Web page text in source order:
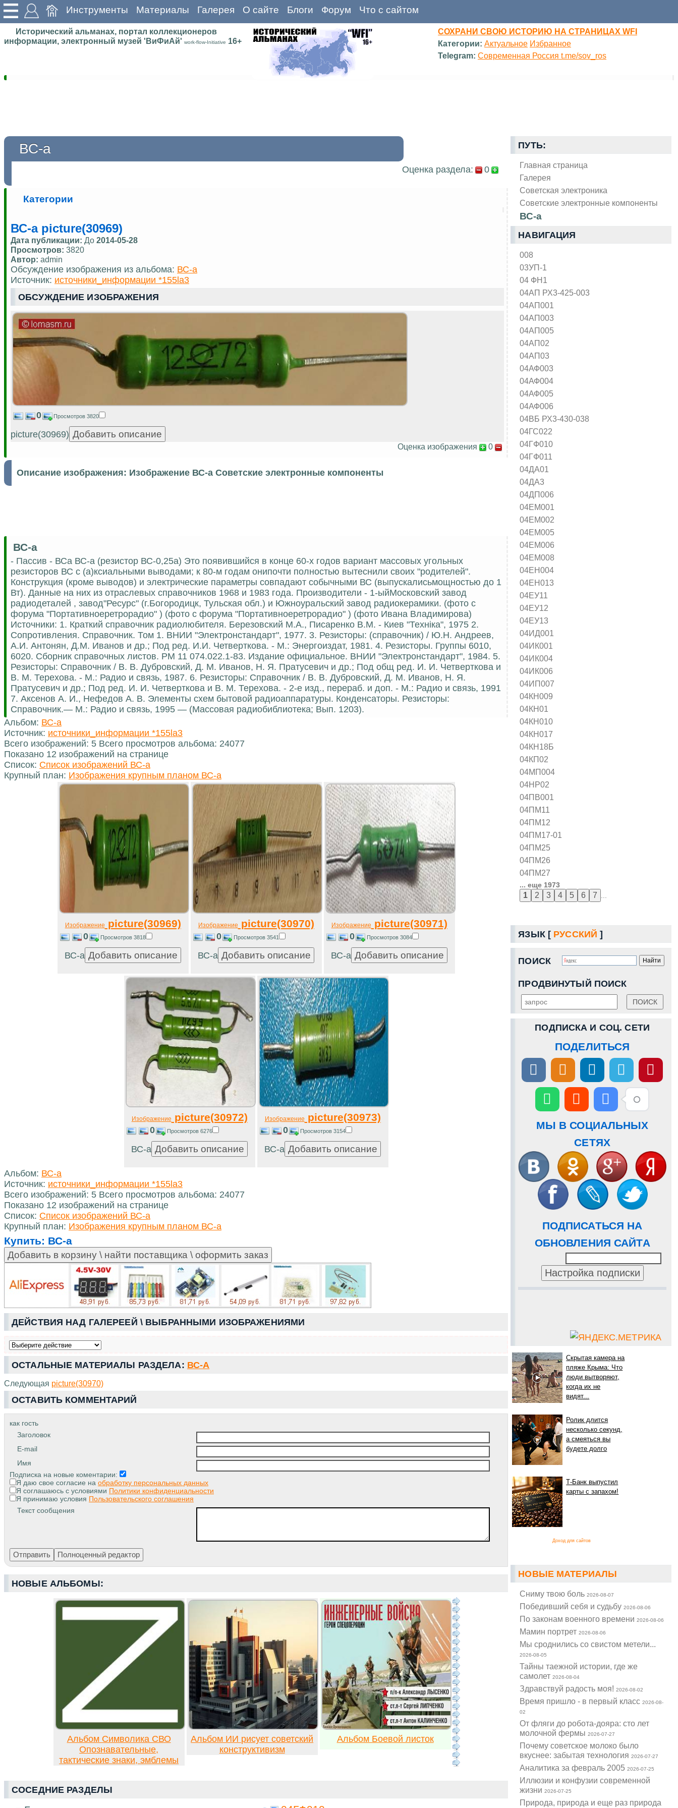
Инструменты Материалы Галерея О сайте Блоги Форум Что с сайтом
Исторический альманах, портал коллекционеров
информации, электронный музей 'ВиФиАй' work-flow-Initiative 16+
СОХРАНИ СВОЮ ИСТОРИЮ НА СТРАНИЦАХ WFI
Категории: Актуальное Избранное
Telegram: Современная Россия t.me/sov_ros
ПУТЬ:
Главная страница
Галерея
Советская электроника
Советские электронные компоненты
ВС-а
НАВИГАЦИЯ
008
03УП-1
04 ФН1
04АП РХ3-425-003
04АП001
04АП003
04АП005
04АП02
04АП03
04АФ003
04АФ004
04АФ005
04АФ006
04ВБ РХ3-430-038
04ГС022
04ГФ010
04ГФ011
04ДА01
04ДА3
04ДП006
04ЕМ001
04ЕМ002
04ЕМ005
04ЕМ006
04ЕМ008
04ЕН004
04ЕН013
04ЕУ11
04ЕУ12
04ЕУ13
04ИД001
04ИК001
04ИК004
04ИК006
04ИП007
04КН009
04КН01
04КН010
04КН017
04КН18Б
04КП02
04МП004
04НР02
04ПВ001
04ПМ11
04ПМ12
04ПМ17-01
04ПМ25
04ПМ26
04ПМ27
... еще 1973
ЯЗЫК [ РУССКИЙ ]
ПОИСК
ПРОДВИНУТЫЙ ПОИСК
ПОДПИСКА И СОЦ. СЕТИ
ПОДЕЛИТЬСЯ
МЫ В СОЦИАЛЬНЫХ
СЕТЯХ
ПОДПИСАТЬСЯ НА
ОБНОВЛЕНИЯ САЙТА
Скрытая камера на
пляже Крыма: Что
люди вытворяют,
когда их не
видят...
Ролик длится
несколько секунд,
а смеяться вы
будете долго
Т-Банк выпустил
карты с запахом!
Доход для сайтов
НОВЫЕ МАТЕРИАЛЫ
Cниму твою боль2026-08-07
Победивший себя и судьбу2026-08-06
По законам военного времени2026-08-06
Мамин портрет2026-08-06
Мы сроднились со свистом метели...
2026-08-05
Тайны таежной истории, где же
самолет2026-08-04
Здравствуй радость моя!2026-08-02
Время пришло - в первый класс2026-08-
02
От фляги до робота-дояра: сто лет
молочной фермы2026-07-27
Почему советское молоко было
вкуснее: забытая технология2026-07-27
Аналитика за февраль 20052026-07-25
Иллюзии и конфузии современной
жизни2026-07-25
Природа, природа и еще раз природа
ВС-а
Оценка раздела: 0
Категории
ВС-а picture(30969)
Дата публикации: До 2014-05-28
Просмотров: 3820
Автор: admin
Обсуждение изображения из альбома: ВС-а
Источник: источники_информации *155la3
ОБСУЖДЕНИЕ ИЗОБРАЖЕНИЯ
0 Просмотров 3820
picture(30969)
Оценка изображения 0
Описание изображения: Изображение ВС-а Советские электронные компоненты
ВС-а
- Пассив - ВСа ВС-а (резистор ВС-0,25а) Это появившийся в конце 60-х годов вариант массовых угольных
резисторов ВС с (а)ксиальными выводами; к 80-м годам онипочти полностью вытеснили своих "родителей".
Конструкция (кроме выводов) и электрические параметры совпадают собычными ВС (выпускалисьмощностью до 1
Вт). Данные на них из отраслевых справочников 1968 и 1983 года. Производители - 1-ыйМосковский завод
радиодеталей , завод"Ресурс" (г.Богородицк, Тульская обл.) и Южноуральский завод радиокерамики. (фото с
форума "Портативноеретрорадио" ) (фото с форума "Портативноеретрорадио" ) (фото Ивана Владимирова)
Источники: 1. Краткий справочник радиолюбителя. Березовский М.А., Писаренко В.М. - Киев "Технiка", 1975 2.
Сопротивления. Справочник. Том 1. ВНИИ "Электронстандарт", 1977. 3. Резисторы: (справочник) / Ю.Н. Андреев,
А.И. Антонян, Д.М. Иванов и др.; Под ред. И.И. Четверткова. - М.: Энергоиздат, 1981. 4. Резисторы. Группы 6010,
6020. Сборник справочных листов. РМ 11 074.022.1-83. Издание официальное. ВНИИ "Электронстандарт", 1984. 5.
Резисторы: Справочник / В. В. Дубровский, Д. М. Иванов, Н. Я. Пратусевич и др.; Под общ ред. И. И. Четверткова и
В. М. Терехова. - М.: Радио и связь, 1987. 6. Резисторы: Справочник / В. В. Дубровский, Д. М. Иванов, Н. Я.
Пратусевич и др.; Под ред. И. И. Четверткова и В. М. Терехова. - 2-е изд., перераб. и доп. - М.: Радио и связь, 1991
7. Аксенов А. И., Нефедов А. В. Элементы схем бытовой радиоаппаратуры. Конденсаторы. Резисторы:
Справочник.— М.: Радио и связь, 1995 — (Массовая радиобиблиотека; Вып. 1203).
Альбом: ВС-а
Источник: источники_информации *155la3
Всего изображений: 5 Всего просмотров альбома: 24077
Показано 12 изображений на странице
Список: Список изображений ВС-а
Крупный план: Изображения крупным планом ВС-а
Изображение picture(30969)
0 Просмотров 3818
ВС-а
Изображение picture(30970)
0 Просмотров 3541
ВС-а
Изображение picture(30971)
0 Просмотров 3084
ВС-а
Изображение picture(30972)
0 Просмотров 6276
ВС-а
Изображение picture(30973)
0 Просмотров 3154
ВС-а
Альбом: ВС-а
Источник: источники_информации *155la3
Всего изображений: 5 Всего просмотров альбома: 24077
Показано 12 изображений на странице
Список: Список изображений ВС-а
Крупный план: Изображения крупным планом ВС-а
Купить: ВС-а
ДЕЙСТВИЯ НАД ГАЛЕРЕЕЙ \ ВЫБРАННЫМИ ИЗОБРАЖЕНИЯМИ
ОСТАЛЬНЫЕ МАТЕРИАЛЫ РАЗДЕЛА: ВС-А
Следующая picture(30970)
ОСТАВИТЬ КОММЕНТАРИЙ
как гость
Заголовок
E-mail
Имя
Подписка на новые коментарии:
Я даю свое согласие на обработку персональных данных
Я соглашаюсь с условиями Политики конфиденциальности
Я принимаю условия Пользовательского соглашения
Текст сообщения
НОВЫЕ АЛЬБОМЫ:
Альбом Символика СВО
Опознавательные,
тактические знаки, эмблемы
Альбом ИИ рисует советский
конструктивизм
Альбом Боевой листок
СОСЕДНИЕ РАЗДЕЛЫ